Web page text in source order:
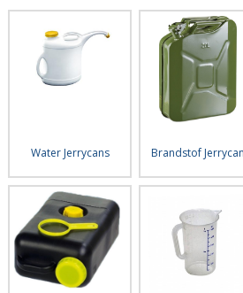
Water Jerrycans Brandstof